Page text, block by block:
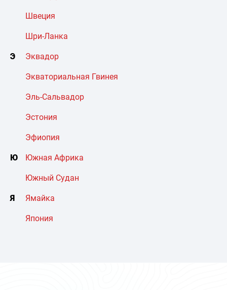
Швеция
Шри-Ланка
Э Эквадор
Экваториальная Гвинея
Эль-Сальвадор
Эстония
Эфиопия
Ю Южная Африка
Южный Судан
Я Ямайка
Япония